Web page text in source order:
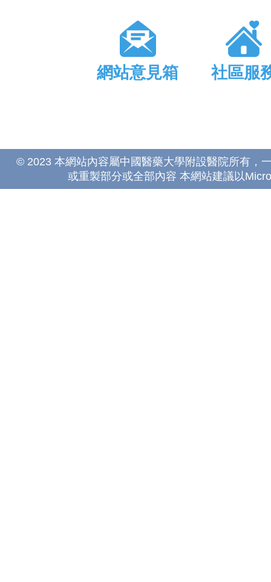
網站意見箱 社區服
© 2023 本網站內容屬中國醫藥大學附設醫院所有，
或重製部分或全部內容 本網站建議以